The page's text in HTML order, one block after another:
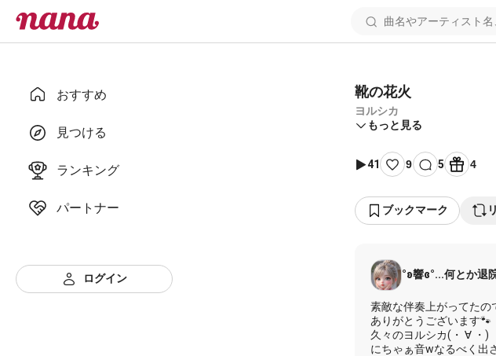
おすすめ
見つける
ランキング
パートナー
ログイン
靴の花火
ヨルシカ
もっと見る
41 9 5 4
ブックマーク
°ʚ響ɞ°...何とか退
素敵な伴奏上がってた
ありがとうございます🐾
久々のヨルシカ(・ ∀ ・)
にちゃぁ音wなるべく出